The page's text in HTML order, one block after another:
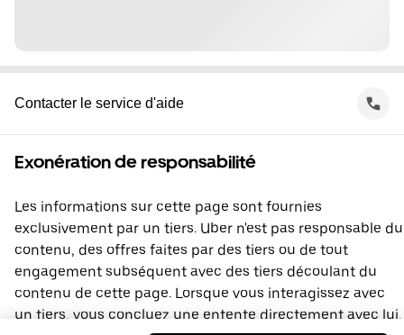
Contacter le service d'aide
Exonération de responsabilité
Les informations sur cette page sont fournies
exclusivement par un tiers. Uber n'est pas responsable du
contenu, des offres faites par des tiers ou de tout
engagement subséquent avec des tiers découlant du
contenu de cette page. Lorsque vous interagissez avec
un tiers, vous concluez une entente directement avec lui,